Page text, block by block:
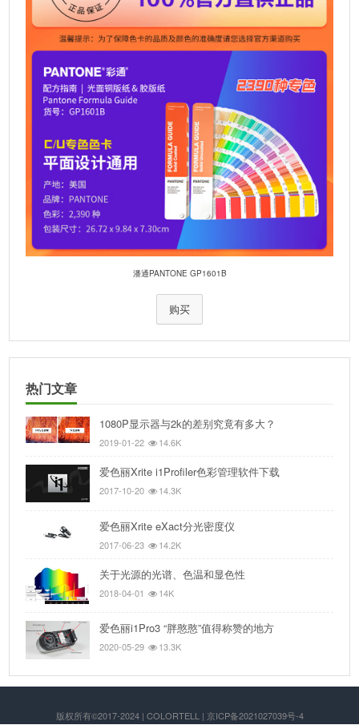
潘通PANTONE GP1601B
购买
热门文章
1080P显示器与2k的差别究竟有多大？
2019-01-22 14.6K
爱色丽Xrite i1Profiler色彩管理软件下载
2017-10-20 14.3K
爱色丽Xrite eXact分光密度仪
2017-06-23 14.2K
关于光源的光谱、色温和显色性
2018-04-01 14K
爱色丽i1Pro3 “胖憨憨”值得称赞的地方
2020-05-29 13.3K
版权所有©2017-2024 | COLORTELL | 京ICP备2021027039号-4